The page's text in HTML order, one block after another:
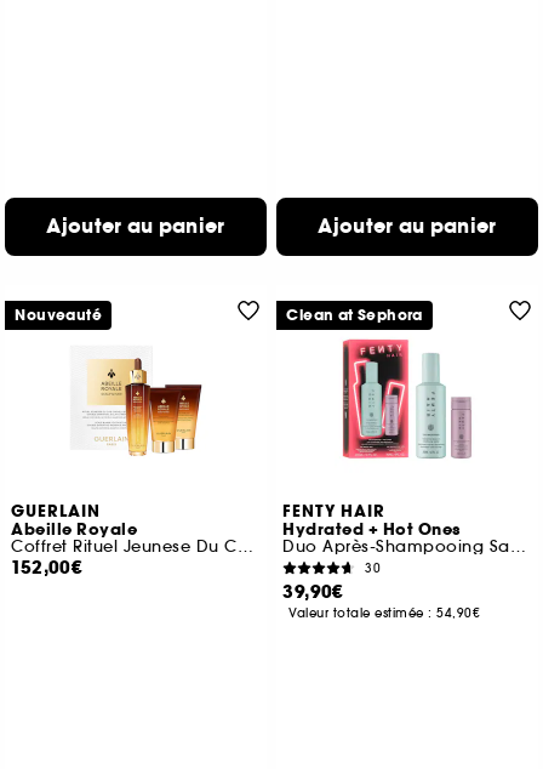
Ajouter au panier Ajouter au panier
GUERLAIN
Abeille Royale
Coffret Rituel Jeunese Du Cuir Chevelu Et Du Cheveu
152,00€
Nouveauté
FENTY HAIR
Hydrated + Hot Ones
Duo Après-Shampooing Sans Rinçage + Protecteur Thermique
30
39,90€
Valeur totale estimée :54,90€
Clean at Sephora